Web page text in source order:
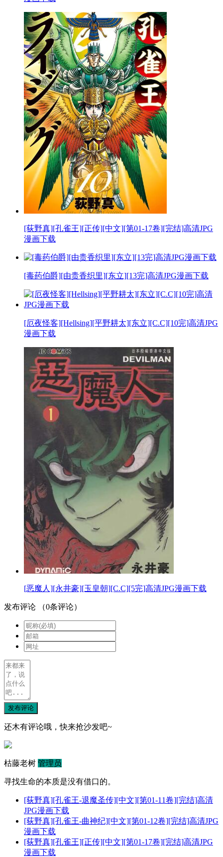
[荻野真][孔雀王][正传][中文][第01-17卷][完结]高清JPG
漫画下载
[毒药伯爵][由贵香织里][东立][13完]高清JPG漫画下载
[厄夜怪客][Hellsing][平野耕太][东立][C.C][10完]高清JPG
漫画下载
[恶魔人][永井豪][玉皇朝][C.C][5完]高清JPG漫画下载
发布评论 （0条评论）
发布评论
还木有评论哦，快来抢沙发吧~
枯藤老树 管理员
寻找生命的本质是没有借口的。
[荻野真][孔雀王-退魔圣传][中文][第01-11卷][完结]高清
JPG漫画下载
[荻野真][孔雀王-曲神纪][中文][第01-12卷][完结]高清JPG
漫画下载
[荻野真][孔雀王][正传][中文][第01-17卷][完结]高清JPG
漫画下载